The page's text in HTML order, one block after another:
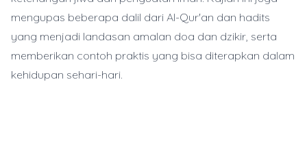
mengupas beberapa dalil dari Al-Qur'an dan hadits
yang menjadi landasan amalan doa dan dzikir, serta
memberikan contoh praktis yang bisa diterapkan dalam
kehidupan sehari-hari.